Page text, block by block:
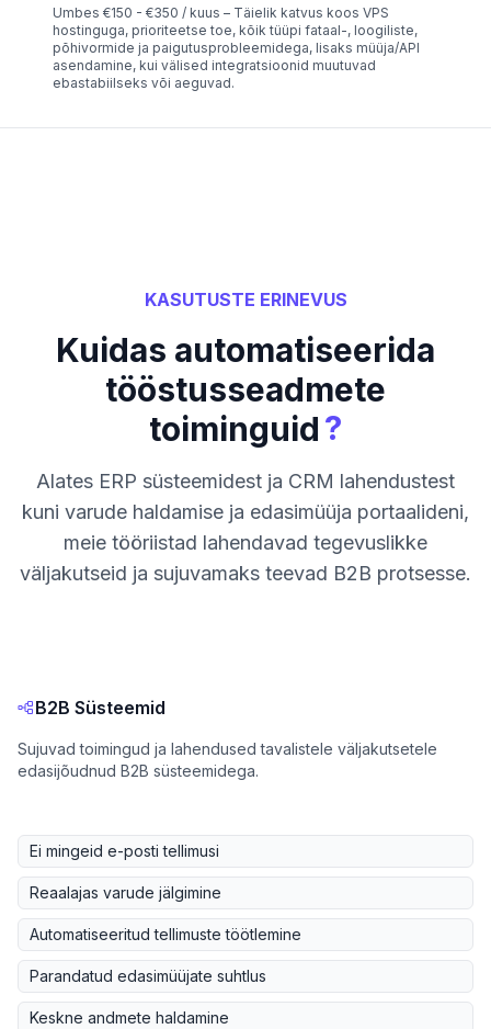
Umbes €150 - €350 / kuus – Täielik katvus koos VPS
hostinguga, prioriteetse toe, kõik tüüpi fataal-, loogiliste,
põhivormide ja paigutusprobleemidega, lisaks müüja/API
asendamine, kui välised integratsioonid muutuvad
ebastabiilseks või aeguvad.
KASUTUSTE ERINEVUS
Kuidas automatiseerida
tööstusseadmete
toiminguid?
Alates ERP süsteemidest ja CRM lahendustest
kuni varude haldamise ja edasimüüja portaalideni,
meie tööriistad lahendavad tegevuslikke
väljakutseid ja sujuvamaks teevad B2B protsesse.
B2B Süsteemid
Sujuvad toimingud ja lahendused tavalistele väljakutsetele
edasijõudnud B2B süsteemidega.
Ei mingeid e-posti tellimusi
Reaalajas varude jälgimine
Automatiseeritud tellimuste töötlemine
Parandatud edasimüüjate suhtlus
Keskne andmete haldamine